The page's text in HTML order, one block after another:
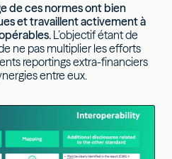
de ces normes ont bien
et travaillent activement à
L’objectif étant de
ne pas multiplier les efforts
reportings extra-financiers
entre eux.